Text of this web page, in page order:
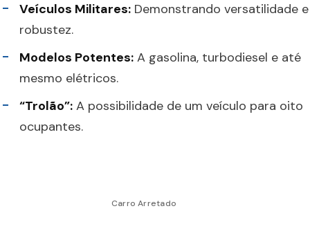
Veículos Militares: Demonstrando versatilidade e
robustez.
Modelos Potentes: A gasolina, turbodiesel e até
mesmo elétricos.
“Trolão”: A possibilidade de um veículo para oito
ocupantes.
Carro Arretado